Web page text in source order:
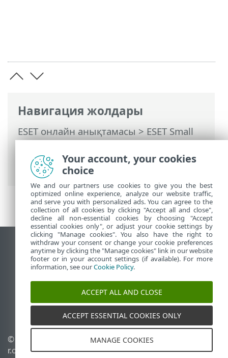
Навигация жолдары
ESET онлайн анықтамасы>ESET Small
Business Security>ESET Small Business
Security бағдарламасымен жұмыс істеу
> Реттеу
Жұмыс үстеліндегі сайтты қарау
End of Life
ESET білім қоры
ESET форумы
ESET Status Portal
Аймақтық қолдау
© 1992 - 2026 ESET, spol. s
r.o. - Барлық құқықтары
Cookie файлдарын
басқару
Your account, your cookies
choice
We and our partners use cookies to give you the best
optimized online experience, analyze our website traffic,
and serve you with personalized ads. You can agree to the
collection of all cookies by clicking "Accept all and close",
decline all non-essential cookies by choosing "Accept
essential cookies only", or adjust your cookie settings by
clicking "Manage cookies". You also have the right to
withdraw your consent or change your cookie preferences
anytime by clicking the "Manage cookies" link in our website
footer or in your account settings (if available). For more
information, see ourCookie Policy.
ACCEPT ALL AND CLOSE
ACCEPT ESSENTIAL COOKIES ONLY
MANAGE COOKIES